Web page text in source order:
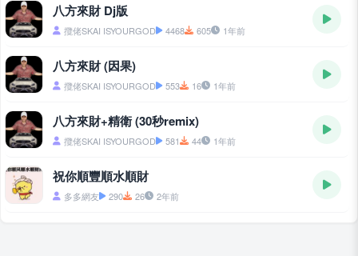
八方來財 Dj版
攬佬SKAI ISYOURGOD 4468 605 1年前
八方來財 (因果)
攬佬SKAI ISYOURGOD 553 16 1年前
八方來財+精衛 (30秒remix)
攬佬SKAI ISYOURGOD 581 44 1年前
祝你順豐順水順財
多多網友 290 26 2年前